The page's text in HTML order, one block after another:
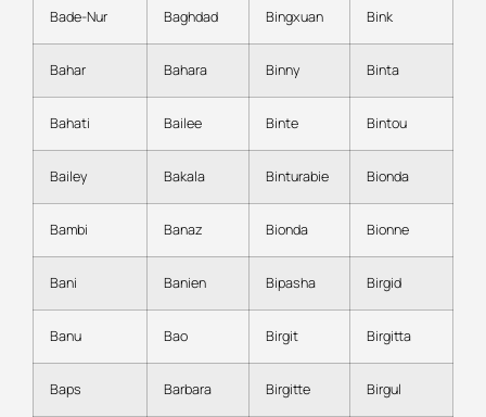
Bade-Nur Baghdad Bingxuan Bink
Bahar Bahara Binny Binta
Bahati Bailee Binte Bintou
Bailey Bakala Binturabie Bionda
Bambi Banaz Bionda Bionne
Bani Banien Bipasha Birgid
Banu Bao Birgit Birgitta
Baps Barbara Birgitte Birgul